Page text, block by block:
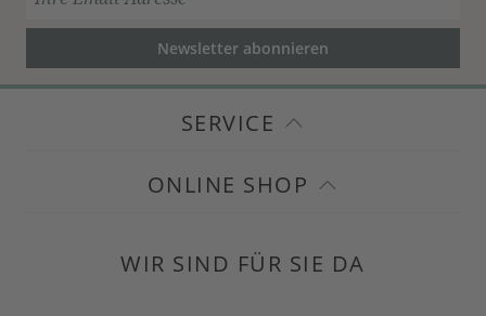
Newsletter abonnieren
SERVICE
ONLINE SHOP
WIR SIND FÜR SIE DA